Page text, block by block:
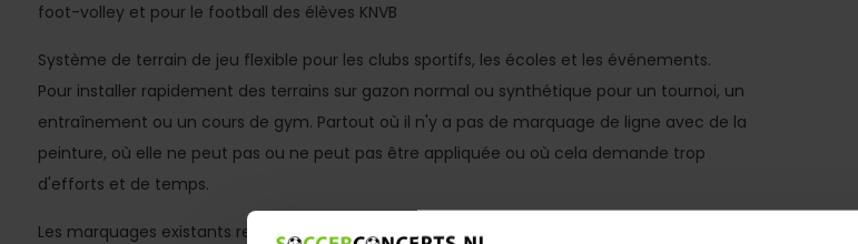
foot-volley et pour le football des élèves KNVB
Système de terrain de jeu flexible pour les clubs sportifs, les écoles et les événements.
Pour installer rapidement des terrains sur gazon normal ou synthétique pour un tournoi, un
entraînement ou un cours de gym. Partout où il n'y a pas de marquage de ligne avec de la
peinture, où elle ne peut pas ou ne peut pas être appliquée ou où cela demande trop
d'efforts et de temps.
Les marquages existants restent simplement intacts. Peut être facilement redimensionné